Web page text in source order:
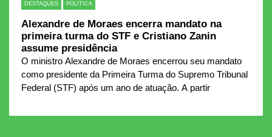
DESTAQUES POLÍTICA
Alexandre de Moraes encerra mandato na
primeira turma do STF e Cristiano Zanin
assume presidência
O ministro Alexandre de Moraes encerrou seu mandato
como presidente da Primeira Turma do Supremo Tribunal
Federal (STF) após um ano de atuação. A partir